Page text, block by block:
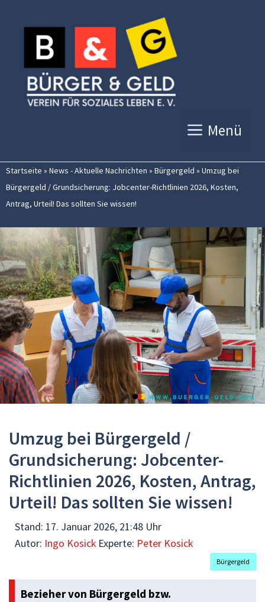
Inhalt
springen
Menü
Startseite » News - Aktuelle Nachrichten » Bürgergeld » Umzug bei
Bürgergeld / Grundsicherung: Jobcenter-Richtlinien 2026, Kosten,
Antrag, Urteil! Das sollten Sie wissen!
Umzug bei Bürgergeld /
Grundsicherung: Jobcenter-
Richtlinien 2026, Kosten, Antrag,
Urteil! Das sollten Sie wissen!
Stand: 17. Januar 2026, 21:48 Uhr
Autor: Ingo Kosick Experte: Peter Kosick
Bürgergeld
Bezieher von Bürgergeld bzw.